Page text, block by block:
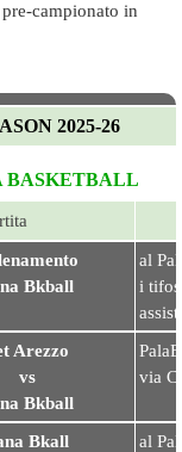
campionato in
2025-26
BASKETBALL
Bkball
al
i
Arezzo
Bkball
via
Bkall
al